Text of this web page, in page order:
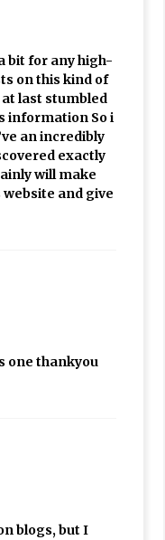
bit for any high-
on this kind of
at last stumbled
information So i
an incredibly
exactly
will make
and give
one thankyou
blogs, but I